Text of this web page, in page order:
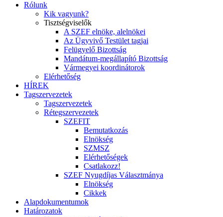
Rólunk
Kik vagyunk?
Tisztségviselők
A SZEF elnöke, alelnökei
Az Ügyvivő Testület tagjai
Felügyelő Bizottság
Mandátum-megállapító Bizottság
Vármegyei koordinátorok
Elérhetőség
HÍREK
Tagszervezetek
Tagszervezetek
Rétegszervezetek
SZEFIT
Bemutatkozás
Elnökség
SZMSZ
Elérhetőségek
Csatlakozz!
SZEF Nyugdíjas Választmánya
Elnökség
Cikkek
Alapdokumentumok
Határozatok